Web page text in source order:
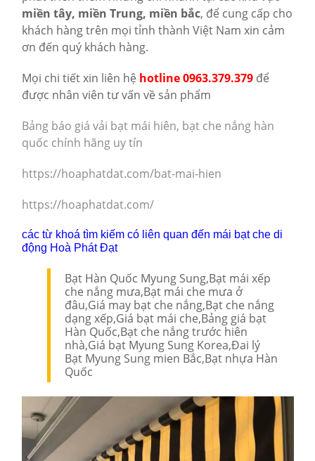
miền tây, miền Trung, miền bắc, để cung cấp cho
khách hàng trên mọi tỉnh thành Việt Nam xin cảm
ơn đến quý khách hàng.
Mọi chi tiết xin liên hệ hotline 0963.379.379 để
được nhân viên tư vấn về sản phẩm
Bảng báo giá vải bạt mái hiên, bạt che nắng hàn
quốc chính hãng uy tín
https://hoaphatdat.com/bat-mai-hien
https://hoaphatdat.com/
các từ khoá tìm kiếm có liên quan đến mái bạt che di
động Hoà Phát Đạt
Bạt Hàn Quốc Myung Sung,Bạt mái xếp
che nắng mưa,Bạt mái che mưa ở
đâu,Giá may bạt che nắng,Bạt che nắng
dạng xếp,Giá bạt mái che,Bảng giá bạt
Hàn Quốc,Bạt che nắng trước hiên
nhà,Giá bạt Myung Sung Korea,Đai lý
Bạt Myung Sung mien Bắc,Bạt nhựa Hàn
Quốc